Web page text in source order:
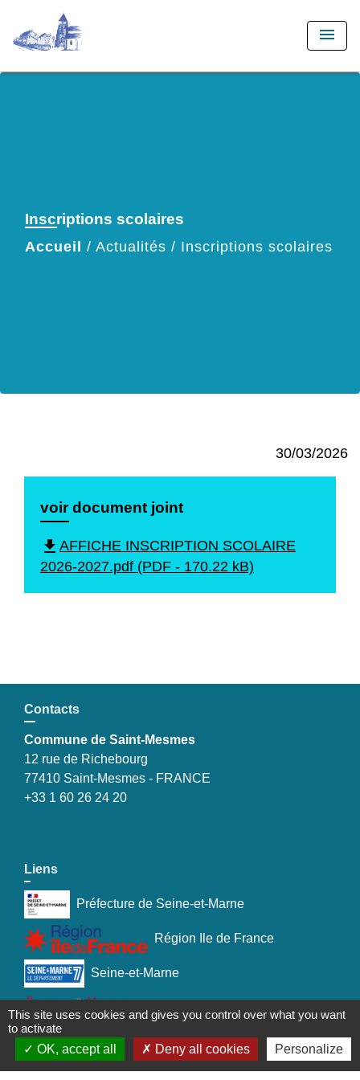
menu
Inscriptions scolaires
Accueil / Actualités / Inscriptions scolaires
30/03/2026
voir document joint
file_download AFFICHE INSCRIPTION SCOLAIRE
2026-2027.pdf (PDF - 170.22 kB)
Contacts
Commune de Saint-Mesmes
12 rue de Richebourg
77410 Saint-Mesmes - FRANCE
+33 1 60 26 24 20
Liens
Préfecture de Seine-et-Marne
Région Ile de France
Seine-et-Marne
Plaines & Monts de France
(Communauté de Communes)
Mentions légales - Politique de confidentialité -
This site uses cookies and gives you control over what you want
to activate
OK, accept all
Deny all cookies Personalize